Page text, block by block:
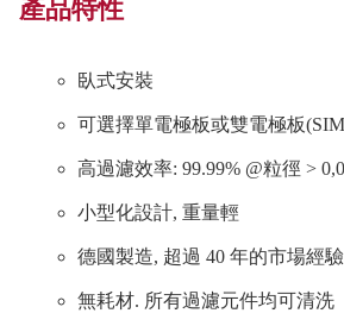
產品特性
臥式安裝
可選擇單電極板或雙電極板
高過濾效率: 99.99% @粒徑 >
小型化設計, 重量輕
德國製造, 超過 40 年的市場經驗
無耗材. 所有過濾元件均可清洗